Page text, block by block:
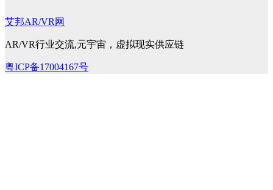
艾邦AR/VR网
AR/VR行业交流,元宇宙，虚拟现实供应链
粤ICP备17004167号